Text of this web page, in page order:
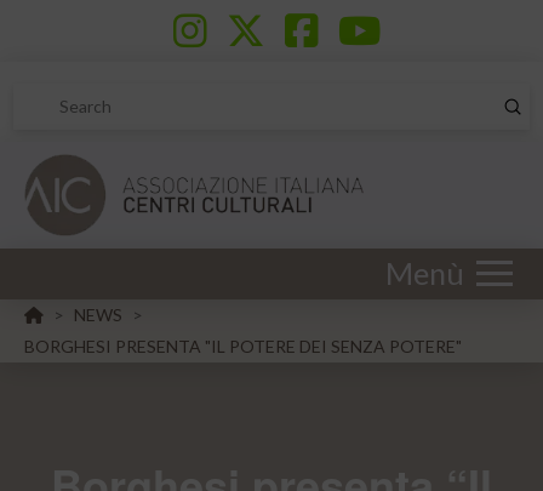
Search
Menù
HOME
> NEWS
>
BORGHESI PRESENTA "IL POTERE DEI SENZA POTERE"